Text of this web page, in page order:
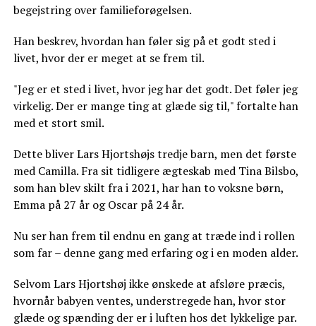
begejstring over familieforøgelsen.
Han beskrev, hvordan han føler sig på et godt sted i
livet, hvor der er meget at se frem til.
"Jeg er et sted i livet, hvor jeg har det godt. Det føler jeg
virkelig. Der er mange ting at glæde sig til," fortalte han
med et stort smil.
Dette bliver Lars Hjortshøjs tredje barn, men det første
med Camilla. Fra sit tidligere ægteskab med Tina Bilsbo,
som han blev skilt fra i 2021, har han to voksne børn,
Emma på 27 år og Oscar på 24 år.
Nu ser han frem til endnu en gang at træde ind i rollen
som far – denne gang med erfaring og i en moden alder.
Selvom Lars Hjortshøj ikke ønskede at afsløre præcis,
hvornår babyen ventes, understregede han, hvor stor
glæde og spænding der er i luften hos det lykkelige par.